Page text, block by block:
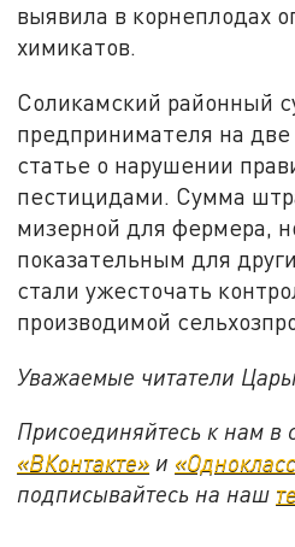
выявила в корнеплодах
химикатов.
Соликамский районный
предпринимателя на
статье о нарушении
пестицидами. Сумма
мизерной для фермера,
показательным для
стали ужесточать
производимой
Уважаемые читатели
Присоединяйтесь к нам в
«ВКонтакте» и
подписывайтесь на наш